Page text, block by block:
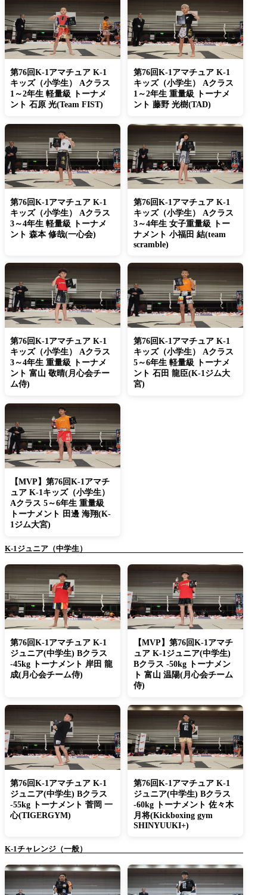
第76回K-1アマチュア K-1
キッズ（小学生） Aクラス
1～2年生 軽量級 トーナメ
ント 石原 光(Team FIST)
第76回K-1アマチュア K-1
キッズ（小学生） Aクラス
1～2年生 重量級 トーナメ
ント 藤野 光樹(TAD)
第76回K-1アマチュア K-1
キッズ（小学生） Aクラス
3～4年生 軽量級 トーナメ
ント 森本 修哉(一心会)
第76回K-1アマチュア K-1
キッズ（小学生） Aクラス
3～4年生 女子重量級 トー
ナメント 小福田 結(team
scramble)
第76回K-1アマチュア K-1
キッズ（小学生） Aクラス
3～4年生 重量級 トーナメ
ント 富山 敬晴(月心会チー
ム侍)
第76回K-1アマチュア K-1
キッズ（小学生） Aクラス
5～6年生 軽量級 トーナメ
ント 石田 龍臣(K-1ジム大
宮)
【MVP】第76回K-1アマチ
ュア K-1キッズ（小学生）
Aクラス 5～6年生 重量級
トーナメント 田邊 海翔(K-
1ジム大宮)
K-1ジュニア（中学生）
第76回K-1アマチュア K-1
ジュニア(中学生) Bクラス
-45kg トーナメント 岸田 龍
成(月心会チーム侍)
【MVP】第76回K-1アマチ
ュア K-1ジュニア(中学生)
Bクラス -50kg トーナメン
ト 富山 温陽(月心会チーム
侍)
第76回K-1アマチュア K-1
ジュニア(中学生) Bクラス
-55kg トーナメント 菅岡 一
心(TIGERGYM)
第76回K-1アマチュア K-1
ジュニア(中学生) Bクラス
-60kg トーナメント 佐々木
月将(Kickboxing gym
SHINYUUKI+)
K-1チャレンジ（一般）